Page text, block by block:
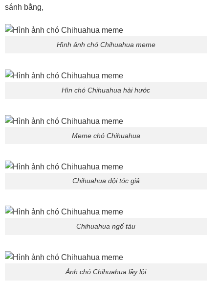
sánh bằng,
Hình ảnh chó Chihuahua meme
Hìn chó Chihuahua hài hước
Meme chó Chihuahua
Chihuahua đội tóc giả
Chihuahua ngố tàu
Ảnh chó Chihuahua lầy lội